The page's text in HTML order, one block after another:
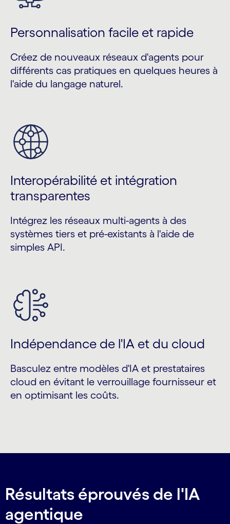
Personnalisation facile et rapide
Créez de nouveaux réseaux d'agents pour
différents cas pratiques en quelques heures à
l'aide du langage naturel.
Interopérabilité et intégration
transparentes
Intégrez les réseaux multi-agents à des
systèmes tiers et pré-existants à l'aide de
simples API.
Indépendance de l'IA et du cloud
Basculez entre modèles d'IA et prestataires
cloud en évitant le verrouillage fournisseur et
en optimisant les coûts.
Résultats éprouvés de l'IA
agentique